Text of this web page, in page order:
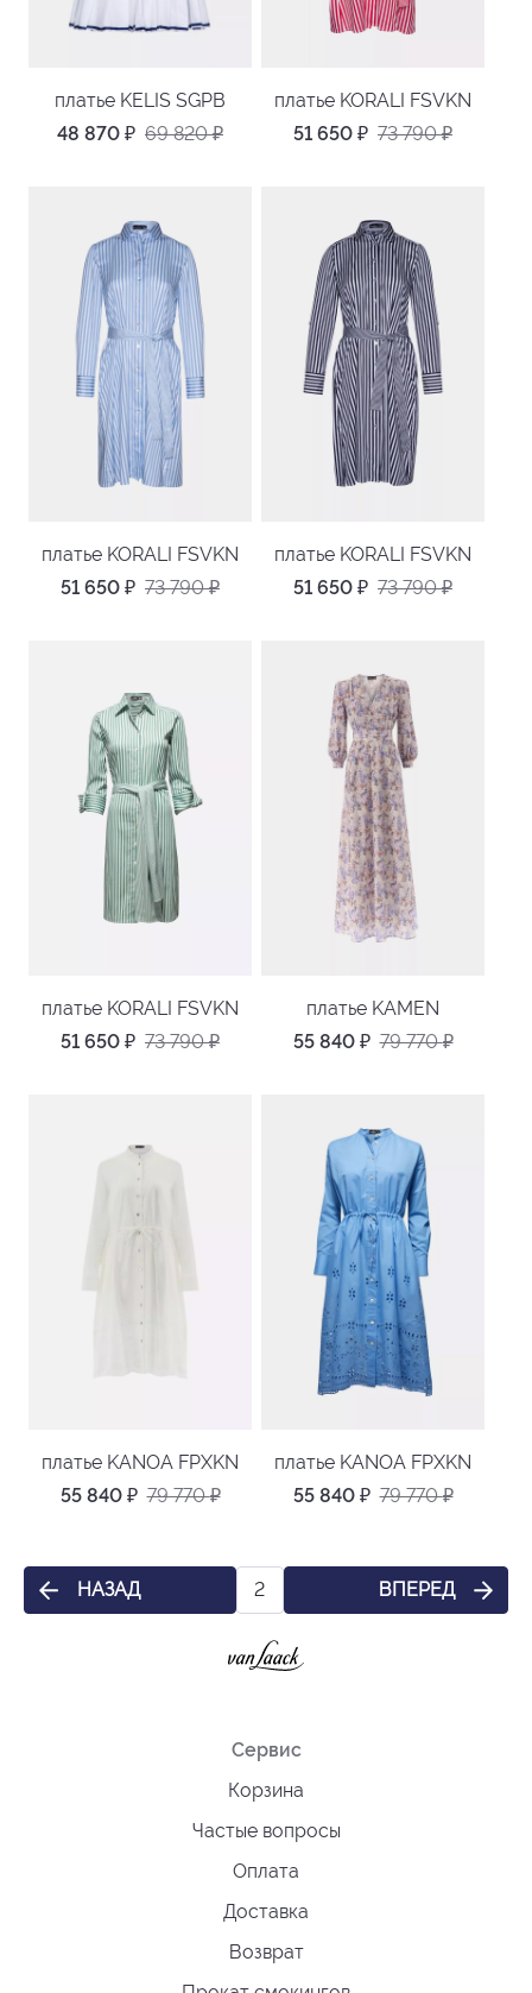
платье KELIS SGPB
48 870 ₽ 69 820₽
платье KORALI FSVKN
51 650 ₽ 73 790₽
платье KORALI FSVKN
51 650 ₽ 73 790₽
платье KORALI FSVKN
51 650 ₽ 73 790₽
платье KORALI FSVKN
51 650 ₽ 73 790₽
платье KAMEN
55 840 ₽ 79 770₽
платье KANOA FPXKN
55 840 ₽ 79 770₽
платье KANOA FPXKN
55 840 ₽ 79 770₽
НАЗАД 2 ВПЕРЕД
Сервис
Корзина
Частые вопросы
Оплата
Доставка
Возврат